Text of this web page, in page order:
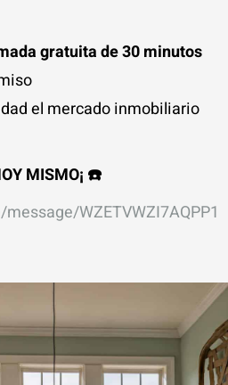
gratuita de 30 minutos
el mercado inmobiliario
☎️ ¡CONTACTE A JACKI HOY MISMO!
message/WZETVWZI7AQPP1